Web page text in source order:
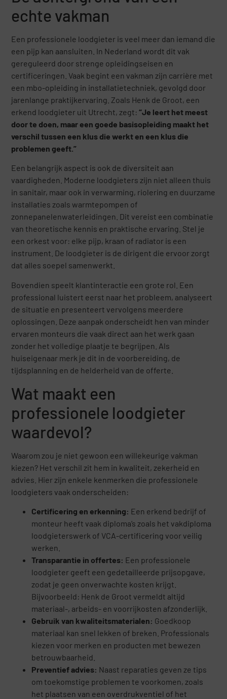
echte vakman
Een professionele loodgieter is veel meer dan iemand die
een pijp kan aansluiten. In Nederland wordt dit vak
gereguleerd door strenge opleidingseisen en
certificeringen. Vaak begint een vakman zijn carrière met
een mbo-opleiding in installatietechniek, gevolgd door
jarenlange praktijkervaring. Zoals Henk de Groot, een
erkend loodgieter uit Utrecht, zegt:“Je leert het meest
door te doen, maar een goede basisopleiding maakt het
verschil tussen een klus die werkt en een klus die
problemen geeft.”
Een belangrijk aspect is ook de diversiteit aan
vaardigheden. Moderne loodgieters zijn niet alleen thuis
in sanitair, maar ook in verwarming, riolering en duurzame
installaties zoals warmtepompen of
zonnepanelenwaterleidingen. Dit vereist een combinatie
van theoretische kennis en praktische ervaring. Stel je
een orkest voor: elke pijp, kraan of radiator is een
instrument. De loodgieter is de dirigent die ervoor zorgt
dat alles soepel samenwerkt.
Bovendien speelt klantinteractie een grote rol. Een
professional luistert eerst naar het probleem, analyseert
de situatie en presenteert vervolgens meerdere
oplossingen. Deze aanpak onderscheidt hen van minder
ervaren monteurs die vaak direct aan het werk gaan
zonder het volledige plaatje te begrijpen. Als
huiseigenaar merk je dit in de voorbereiding, de
tijdsplanning en de helderheid van de offerte.
Wat maakt een
professionele loodgieter
waardevol?
Waarom zou je niet gewoon een willekeurige vakman
kiezen? Het verschil zit hem in kwaliteit, zekerheid en
advies. Hier zijn enkele kenmerken die professionele
loodgieters vaak onderscheiden:
Certificering en erkenning: Een erkend bedrijf of
monteur heeft vaak diploma’s zoals het vakdiploma
loodgieterswerk of VCA-certificering voor veilig
werken.
Transparantie in offertes: Een professionele
loodgieter geeft een gedetailleerde prijsopgave,
zodat je geen onverwachte kosten krijgt.
Bijvoorbeeld: Henk de Groot vermeldt altijd
materiaal-, arbeids- en voorrijkosten afzonderlijk.
Gebruik van kwaliteitsmaterialen: Goedkoop
materiaal kan snel lekken of breken. Professionals
kiezen voor merken en producten met bewezen
betrouwbaarheid.
Preventief advies: Naast reparaties geven ze tips
om toekomstige problemen te voorkomen, zoals
het plaatsen van een overdrukventiel of het